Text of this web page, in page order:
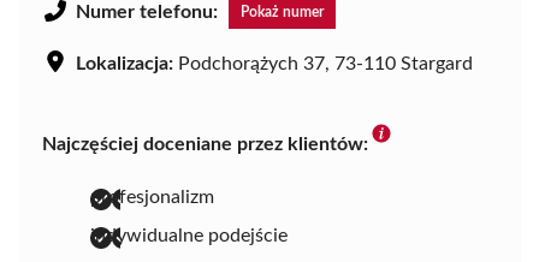
Numer telefonu: Pokaż numer
Lokalizacja: Podchorążych 37, 73-110 Stargard
Najczęściej doceniane przez klientów:
profesjonalizm
indywidualne podejście